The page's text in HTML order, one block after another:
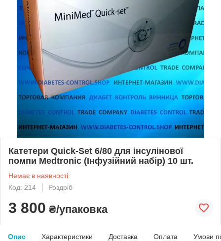
Катетери Quick-Set 6/80 для інсулінової
помпи Medtronic (Інфузійний набір) 10 шт.
Немає в наявності
Код: 214
Роздріб
3 800 ₴/упаковка
Опис Характеристики Доставка Оплата Умови